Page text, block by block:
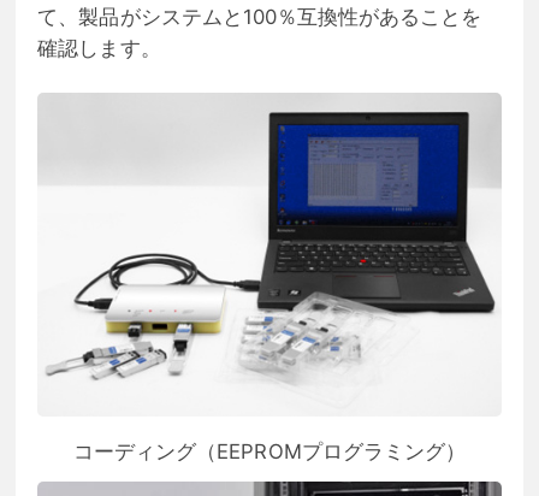
て、製品がシステムと100％互換性があることを
確認します。
コーディング（EEPROMプログラミング）